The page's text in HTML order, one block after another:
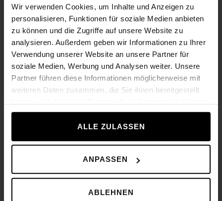
Wir verwenden Cookies, um Inhalte und Anzeigen zu
personalisieren, Funktionen für soziale Medien anbieten
zu können und die Zugriffe auf unsere Website zu
analysieren. Außerdem geben wir Informationen zu Ihrer
Verwendung unserer Website an unsere Partner für
soziale Medien, Werbung und Analysen weiter. Unsere
Partner führen diese Informationen möglicherweise mit
weiteren Daten zusammen, die Sie ihnen bereitgestellt
gesammelt haben.
ALLE ZULASSEN
ANPASSEN
ABLEHNEN